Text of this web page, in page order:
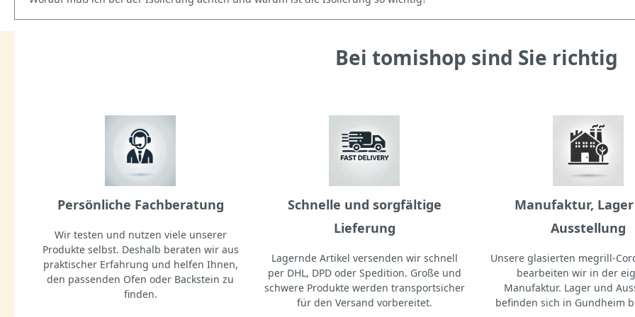
Bei tomishop sind Sie richtig
Persönliche Fachberatung
Wir testen und nutzen viele unserer
Produkte selbst. Deshalb beraten wir aus
praktischer Erfahrung und helfen Ihnen,
den passenden Ofen oder Backstein zu
finden.
Schnelle und sorgfältige
Lieferung
Lagernde Artikel versenden wir schnell
per DHL, DPD oder Spedition. Große und
schwere Produkte werden transportsicher
für den Versand vorbereitet.
Manufaktur,
Ausstellung
Unsere glasierten megrill-
bearbeiten wir in der
Manufaktur. Lager und
befinden sich in Gundheim